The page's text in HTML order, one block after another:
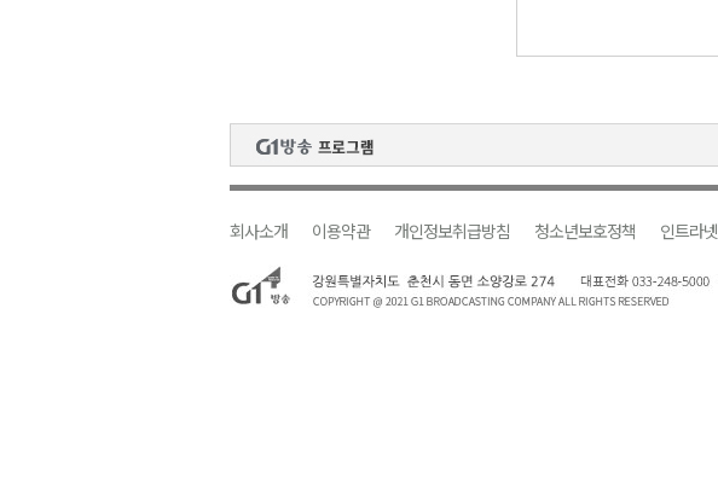
강원자치도교육청 교감급 이상 387명 인사
회사소개 이용약관 개인정보취급방침 청소년보호정책 인트라넷